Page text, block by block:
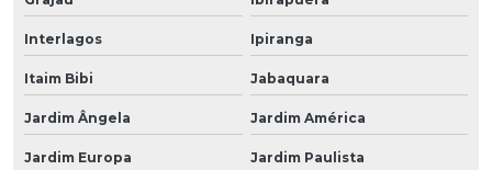
Interlagos Ipiranga
Itaim Bibi Jabaquara
Jardim Ângela Jardim América
Jardim Europa Jardim Paulista